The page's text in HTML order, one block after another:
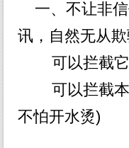
一、不让非信
讯，自然无从欺
可以拦截它
可以拦截本
不怕开水烫)